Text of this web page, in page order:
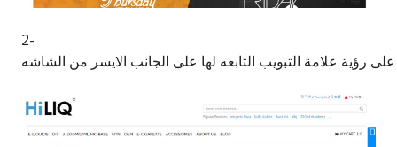
2-
رؤية علامة التبويب التابعه لها على الجانب الايسر من الشاشه